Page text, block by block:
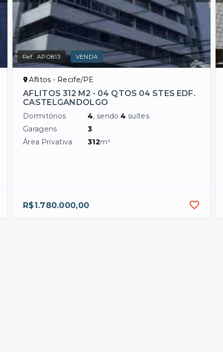
Ref.:AP0813 VENDA
Aflitos - Recife/PE
AFLITOS 312 M2 - 04 QTOS 04 STES EDF.
CASTELGANDOLGO
Dormitórios 4, sendo4 suítes
Garagens
3
Área Privativa
312m²
R$1.780.000,00